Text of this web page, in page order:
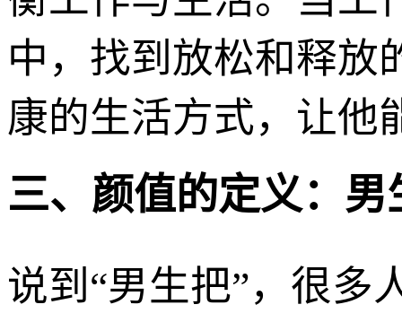
中，找到放松和释放
康的生活方式，让他
三、颜值的定义：男
说到“男生把”，很多